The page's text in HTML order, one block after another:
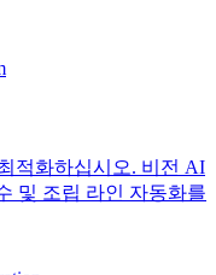
적화하십시오. 비전 AI
및 조립 라인 자동화를